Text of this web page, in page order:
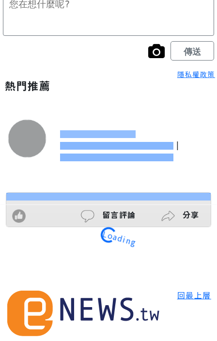
隱私權政策
熱門推薦
|
留言評論 分享
Loading
回最上層